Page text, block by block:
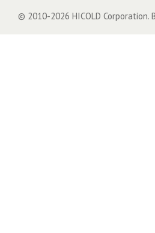
© 2010-2026 HICOLD Corporation.